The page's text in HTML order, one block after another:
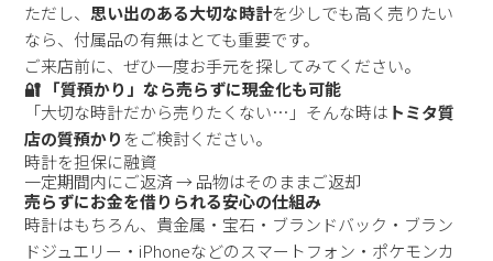
ただし、思い出のある大切な時計を少しでも高く売りたい
なら、付属品の有無はとても重要です。
ご来店前に、ぜひ一度お手元を探してみてください。
🔐 「質預かり」なら売らずに現金化も可能
「大切な時計だから売りたくない…」そんな時は トミタ質
店の質預かり をご検討ください。
時計を担保に融資
一定期間内にご返済 → 品物はそのままご返却
売らずにお金を借りられる安心の仕組み
時計はもちろん、貴金属・宝石・ブランドバック・ブラン
ドジュエリー・iPhoneなどのスマートフォン・ポケモンカ